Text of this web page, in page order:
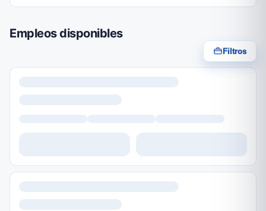
Empleos disponibles
Filtros